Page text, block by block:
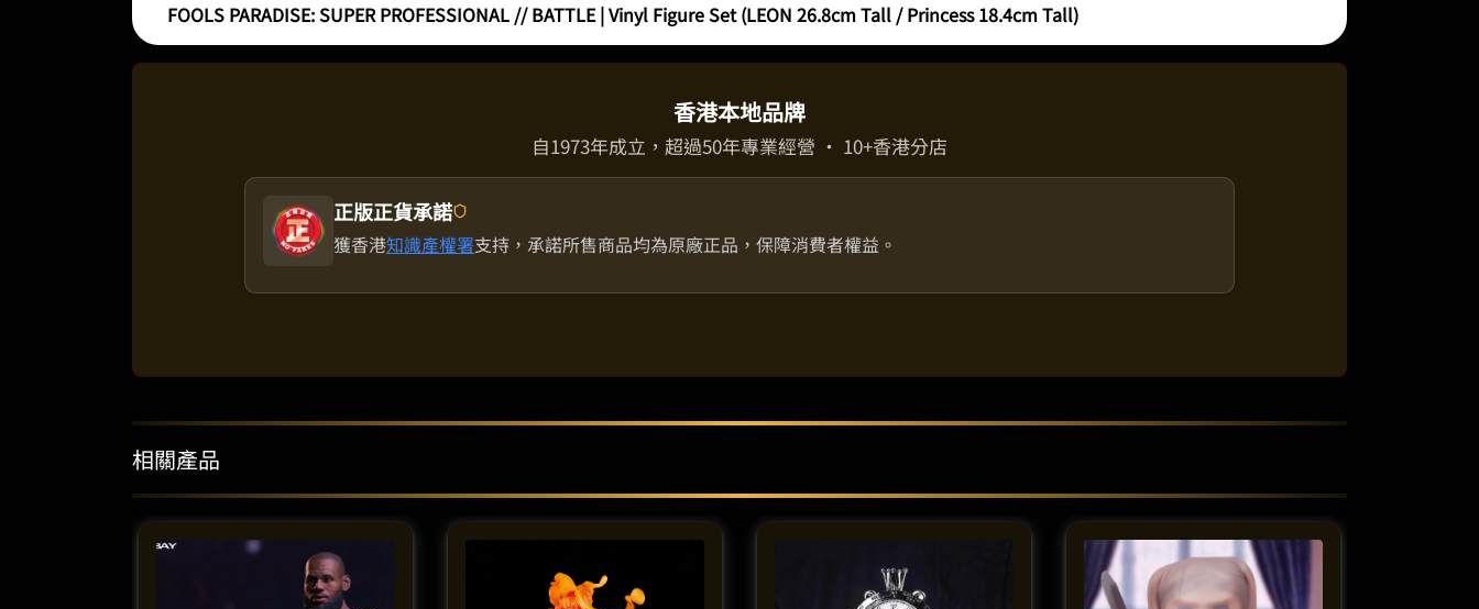
釐
米/
公
18.4
釐
量
FOOLS PARADISE: SUPER PROFESSIONAL // BATTLE | Vinyl Figure Set (LEON 26.8cm Tall / Princess 18.4cm Tall)
香港本地品牌
自1973年成立，超過50年專業經營 · 10+香港分店
正版正貨承諾
獲香港知識產權署支持，承諾所售商品均為原廠正品，保障消費者權益。
相關產品